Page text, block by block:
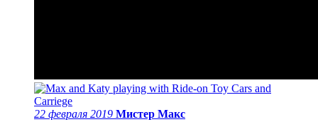
22 февраля 2019 Мистер Макс